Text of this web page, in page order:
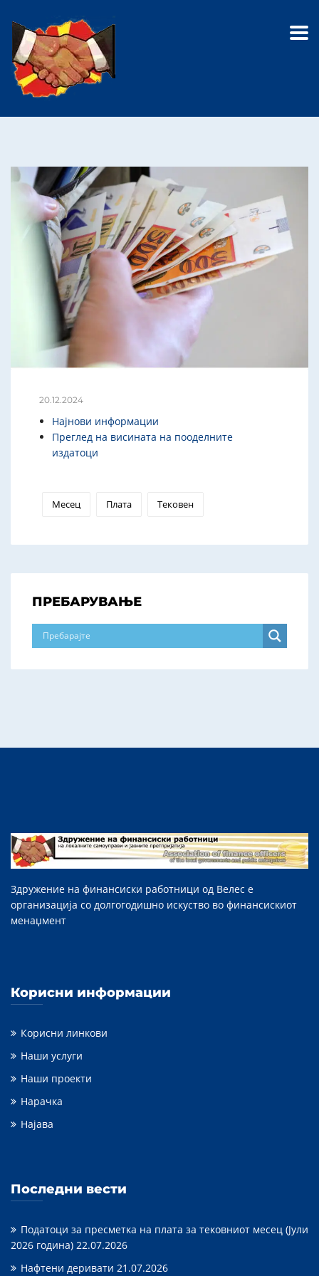
20.12.2024
Најнови информации
Преглед на висината на пооделните
издатоци
Месец Плата Тековен
ПРЕБАРУВАЊЕ
Здружение на финансиски работници од Велес е
организација со долгогодишно искуство во финансискиот
менаџмент
Корисни информации
Корисни линкови
Наши услуги
Наши проекти
Нарачка
Најава
Последни вести
Податоци за пресметка на плата за тековниот месец (Јули
2026 година) 22.07.2026
Нафтени деривати 21.07.2026